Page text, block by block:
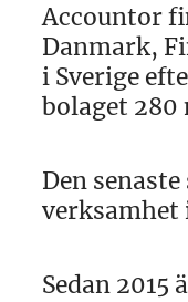
Accountor
Danmark,
i Sverige
bolaget 280
Den
verksamhet
Sedan